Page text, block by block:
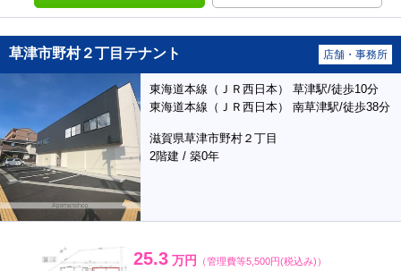
草津市野村２丁目テナント 店舗・事務所
東海道本線（ＪＲ西日本） 草津駅/徒歩10分
東海道本線（ＪＲ西日本） 南草津駅/徒歩38分
滋賀県草津市野村２丁目
2階建 / 築0年
25.3 万円 （管理費等5,500円(税込み)）